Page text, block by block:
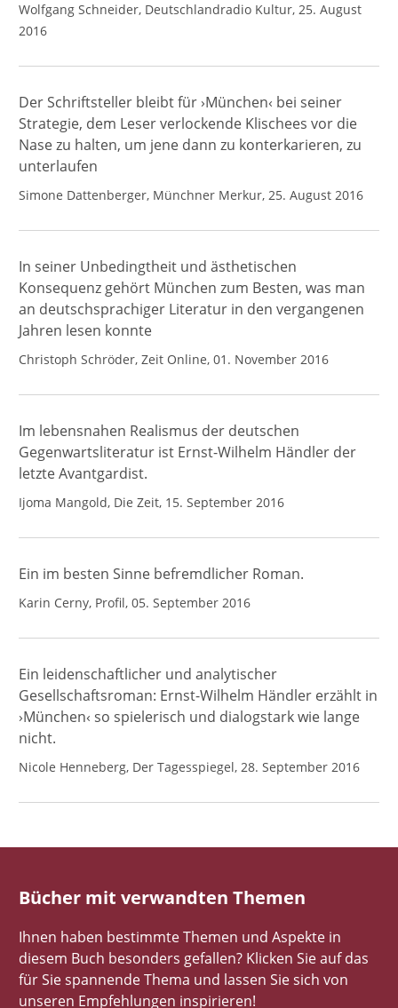
Wolfgang Schneider, Deutschlandradio Kultur, 25. August
2016
Der Schriftsteller bleibt für ›München‹ bei seiner
Strategie, dem Leser verlockende Klischees vor die
Nase zu halten, um jene dann zu konterkarieren, zu
unterlaufen
Simone Dattenberger, Münchner Merkur, 25. August 2016
In seiner Unbedingtheit und ästhetischen
Konsequenz gehört München zum Besten, was man
an deutschsprachiger Literatur in den vergangenen
Jahren lesen konnte
Christoph Schröder, Zeit Online, 01. November 2016
Im lebensnahen Realismus der deutschen
Gegenwartsliteratur ist Ernst-Wilhelm Händler der
letzte Avantgardist.
Ijoma Mangold, Die Zeit, 15. September 2016
Ein im besten Sinne befremdlicher Roman.
Karin Cerny, Profil, 05. September 2016
Ein leidenschaftlicher und analytischer
Gesellschaftsroman: Ernst-Wilhelm Händler erzählt in
›München‹ so spielerisch und dialogstark wie lange
nicht.
Nicole Henneberg, Der Tagesspiegel, 28. September 2016
Bücher mit verwandten Themen
Ihnen haben bestimmte Themen und Aspekte in
diesem Buch besonders gefallen? Klicken Sie auf das
für Sie spannende Thema und lassen Sie sich von
unseren Empfehlungen inspirieren!